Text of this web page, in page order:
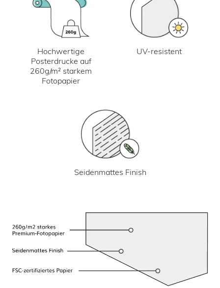
Hochwertige
Posterdrucke auf
260g/m² starkem
Fotopapier
UV-resistent
Seidenmattes Finish